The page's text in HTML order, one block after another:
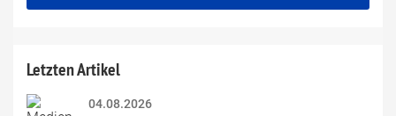
Letzten Artikel
04.08.2026